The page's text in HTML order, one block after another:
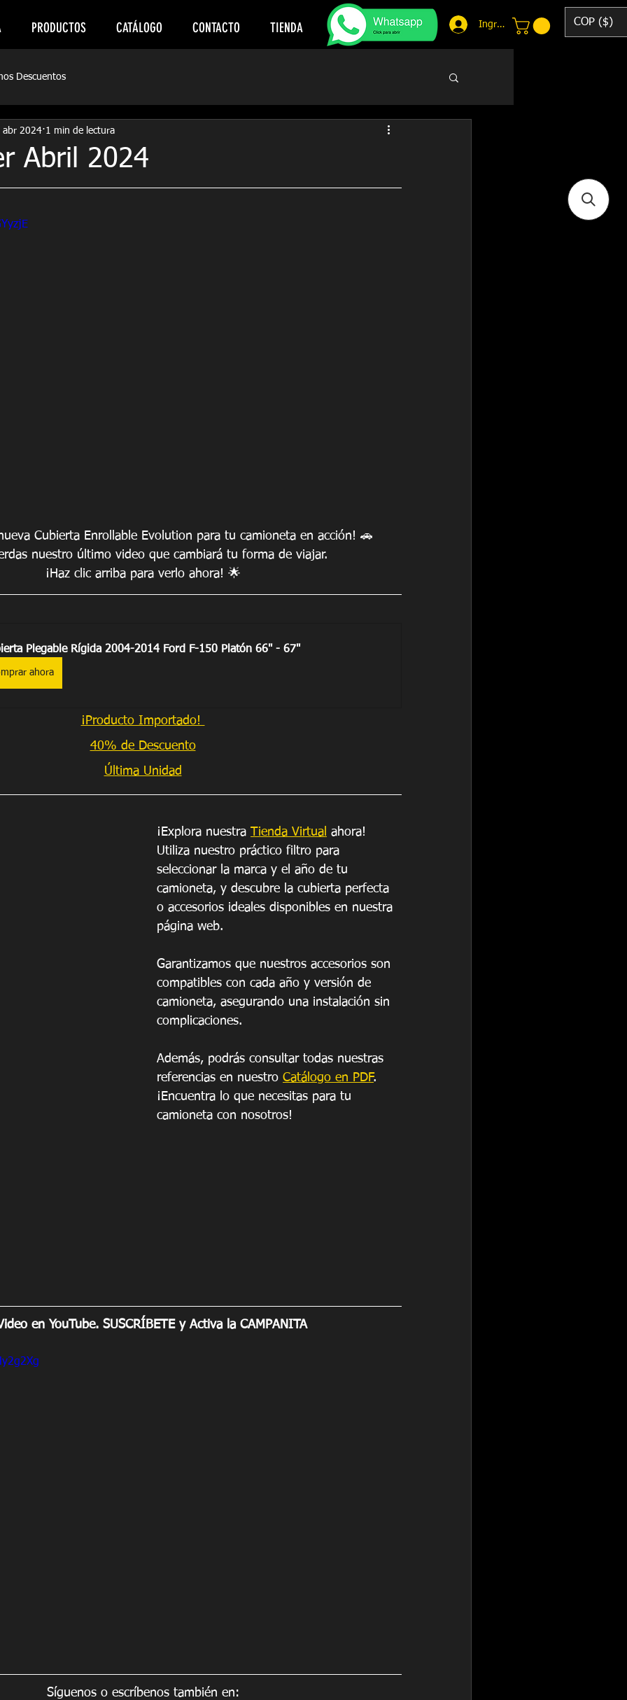
PRODUCTOS CATÁLOGO CONTACTO TIENDA Ingresar COP ($)
Descuentos
Abril 2024
abr 2024 1 min de lectura
Cubierta Enrollable Evolution para tu camioneta en acción! 🚗
nuestro último video que cambiará tu forma de viajar.
¡Haz clic arriba para verlo ahora! 🌟
Plegable Rígida 2004-2014 Ford F-150 Platón 66" - 67"
ahora
¡Producto Importado!
40% de Descuento
Última Unidad
¡Explora nuestra Tienda Virtual ahora!
Utiliza nuestro práctico filtro para
seleccionar la marca y el año de tu
camioneta, y descubre la cubierta perfecta
o accesorios ideales disponibles en nuestra
página web.
Garantizamos que nuestros accesorios son
compatibles con cada año y versión de
camioneta, asegurando una instalación sin
complicaciones.
Además, podrás consultar todas nuestras
referencias en nuestro Catálogo en PDF.
¡Encuentra lo que necesitas para tu
camioneta con nosotros!
en YouTube. SUSCRÍBETE y Activa la CAMPANITA
Síguenos o escríbenos también en: